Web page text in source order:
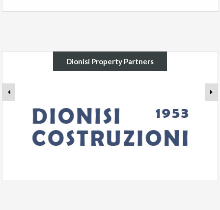
Dionisi Property Partners